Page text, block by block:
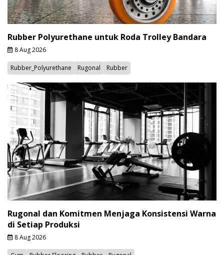
Rubber Polyurethane untuk Roda Trolley Bandara
8 Aug 2026
Rubber_Polyurethane Rugonal Rubber
Rugonal dan Komitmen Menjaga Konsistensi Warna
di Setiap Produksi
8 Aug 2026